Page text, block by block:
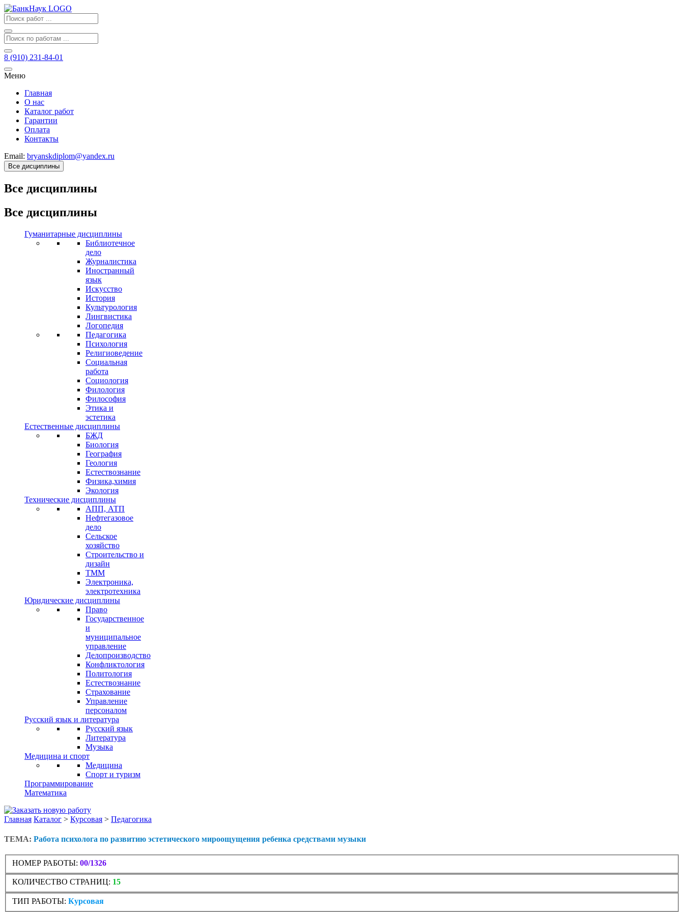
8 (910) 231-84-01
Меню
Главная
О нас
Каталог работ
Гарантии
Оплата
Контакты
Email: bryanskdiplom@yandex.ru
Все дисциплины
Все дисциплины
Все дисциплины
Гуманитарные дисциплины
Библиотечное
дело
Журналистика
Иностранный
язык
Искусство
История
Культурология
Лингвистика
Логопедия
Педагогика
Психология
Религиоведение
Социальная
работа
Социология
Филология
Философия
Этика и
эстетика
Естественные дисциплины
БЖД
Биология
География
Геология
Естествознание
Физика,химия
Экология
Технические дисциплины
АПП, АТП
Нефтегазовое
дело
Сельское
хозяйство
Строительство и
дизайн
ТММ
Электроника,
электротехника
Юридические дисциплины
Право
Государственное
и
муниципальное
управление
Делопроизводство
Конфликтология
Политология
Естествознание
Страхование
Управление
персоналом
Русский язык и литература
Русский язык
Литература
Музыка
Медицина и спорт
Медицина
Спорт и туризм
Программирование
Математика
Главная Каталог > Курсовая > Педагогика
ТЕМА: Работа психолога по развитию эстетического мироощущения ребенка средствами музыки
НОМЕР РАБОТЫ: 00/1326
КОЛИЧЕСТВО СТРАНИЦ: 15
ТИП РАБОТЫ: Курсовая